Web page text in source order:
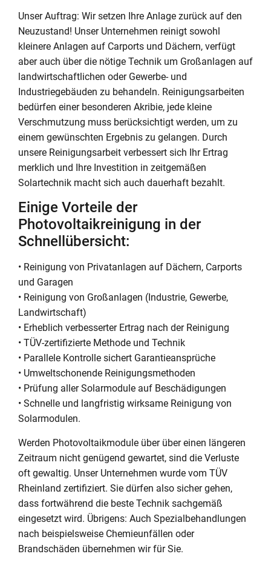
Unser Auftrag: Wir setzen Ihre Anlage zurück auf den
Neuzustand! Unser Unternehmen reinigt sowohl
kleinere Anlagen auf Carports und Dächern, verfügt
aber auch über die nötige Technik um Großanlagen auf
landwirtschaftlichen oder Gewerbe- und
Industriegebäuden zu behandeln. Reinigungsarbeiten
bedürfen einer besonderen Akribie, jede kleine
Verschmutzung muss berücksichtigt werden, um zu
einem gewünschten Ergebnis zu gelangen. Durch
unsere Reinigungsarbeit verbessert sich Ihr Ertrag
merklich und Ihre Investition in zeitgemäßen
Solartechnik macht sich auch dauerhaft bezahlt.
Einige Vorteile der
Photovoltaikreinigung in der
Schnellübersicht:
• Reinigung von Privatanlagen auf Dächern, Carports
und Garagen
• Reinigung von Großanlagen (Industrie, Gewerbe,
Landwirtschaft)
• Erheblich verbesserter Ertrag nach der Reinigung
• TÜV-zertifizierte Methode und Technik
• Parallele Kontrolle sichert Garantieansprüche
• Umweltschonende Reinigungsmethoden
• Prüfung aller Solarmodule auf Beschädigungen
• Schnelle und langfristig wirksame Reinigung von
Solarmodulen.
Werden Photovoltaikmodule über über einen längeren
Zeitraum nicht genügend gewartet, sind die Verluste
oft gewaltig. Unser Unternehmen wurde vom TÜV
Rheinland zertifiziert. Sie dürfen also sicher gehen,
dass fortwährend die beste Technik sachgemäß
eingesetzt wird. Übrigens: Auch Spezialbehandlungen
nach beispielsweise Chemieunfällen oder
Brandschäden übernehmen wir für Sie.